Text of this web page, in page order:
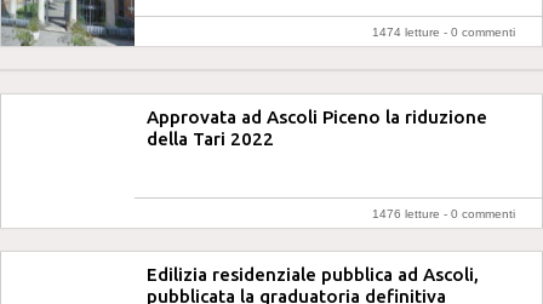
1474 letture - 0 commenti
Approvata ad Ascoli Piceno la riduzione
della Tari 2022
1476 letture - 0 commenti
Edilizia residenziale pubblica ad Ascoli,
pubblicata la graduatoria definitiva